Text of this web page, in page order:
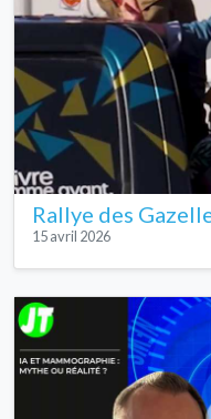
Rallye des
15 avril 2026